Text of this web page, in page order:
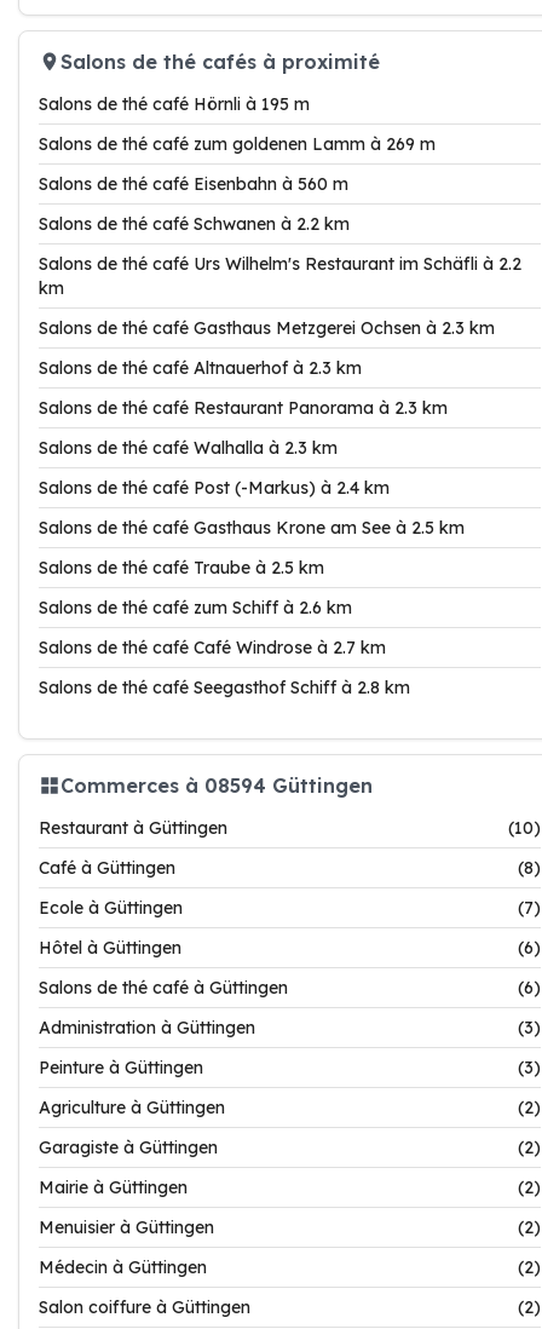
Salons de thé cafés à proximité
Salons de thé café Hörnli à 195 m
Salons de thé café zum goldenen Lamm à 269 m
Salons de thé café Eisenbahn à 560 m
Salons de thé café Schwanen à 2.2 km
Salons de thé café Urs Wilhelm's Restaurant im Schäfli à 2.2
km
Salons de thé café Gasthaus Metzgerei Ochsen à 2.3 km
Salons de thé café Altnauerhof à 2.3 km
Salons de thé café Restaurant Panorama à 2.3 km
Salons de thé café Walhalla à 2.3 km
Salons de thé café Post (-Markus) à 2.4 km
Salons de thé café Gasthaus Krone am See à 2.5 km
Salons de thé café Traube à 2.5 km
Salons de thé café zum Schiff à 2.6 km
Salons de thé café Café Windrose à 2.7 km
Salons de thé café Seegasthof Schiff à 2.8 km
Commerces à 08594 Güttingen
Restaurant à Güttingen
(10)
Café à Güttingen
(8)
Ecole à Güttingen
(7)
Hôtel à Güttingen
(6)
Salons de thé café à Güttingen
(6)
Administration à Güttingen
(3)
Peinture à Güttingen
(3)
Agriculture à Güttingen
(2)
Garagiste à Güttingen
(2)
Mairie à Güttingen
(2)
Menuisier à Güttingen
(2)
Médecin à Güttingen
(2)
Salon coiffure à Güttingen
(2)